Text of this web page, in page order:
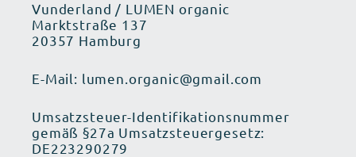
Vunderland / LUMEN organic
Marktstraße 137
20357 Hamburg
E-Mail: lumen.organic@gmail.com
Umsatzsteuer-Identifikationsnummer
gemäß §27a Umsatzsteuergesetz:
DE223290279